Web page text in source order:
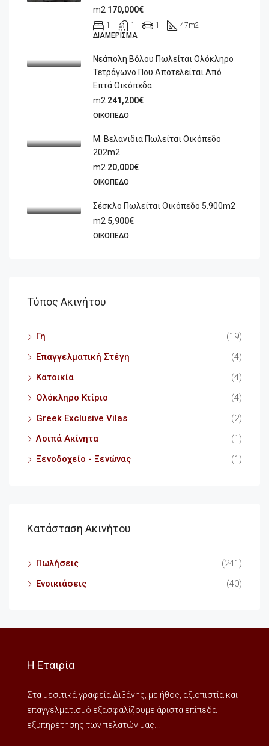
m2 170,000€
1 1 1 47m2
ΔΙΑΜΈΡΙΣΜΑ
Νεάπολη Βόλου Πωλείται Ολόκληρο
Τετράγωνο Που Αποτελείται Από
Επτά Οικόπεδα
m2 241,200€
ΟΙΚΌΠΕΔΟ
Μ. Βελανιδιά Πωλείται Οικόπεδο
202m2
m2 20,000€
ΟΙΚΌΠΕΔΟ
Σέσκλο Πωλείται Οικόπεδο 5.900m2
m2 5,900€
ΟΙΚΌΠΕΔΟ
Τύπος Ακινήτου
Γη
(19)
Επαγγελματική Στέγη
(4)
Κατοικία
(4)
Ολόκληρο Κτίριο
(4)
Greek Exclusive Vilas
(2)
Λοιπά Ακίνητα
(1)
Ξενοδοχείο - Ξενώνας
(1)
Κατάσταση Ακινήτου
Πωλήσεις
(241)
Ενοικιάσεις
(40)
Η Εταιρία
Στα μεσιτικά γραφεία Διβάνης, με ήθος, αξιοπιστία και
επαγγελματισμό εξασφαλίζουμε άριστα επίπεδα
εξυπηρέτησης των πελατών μας...